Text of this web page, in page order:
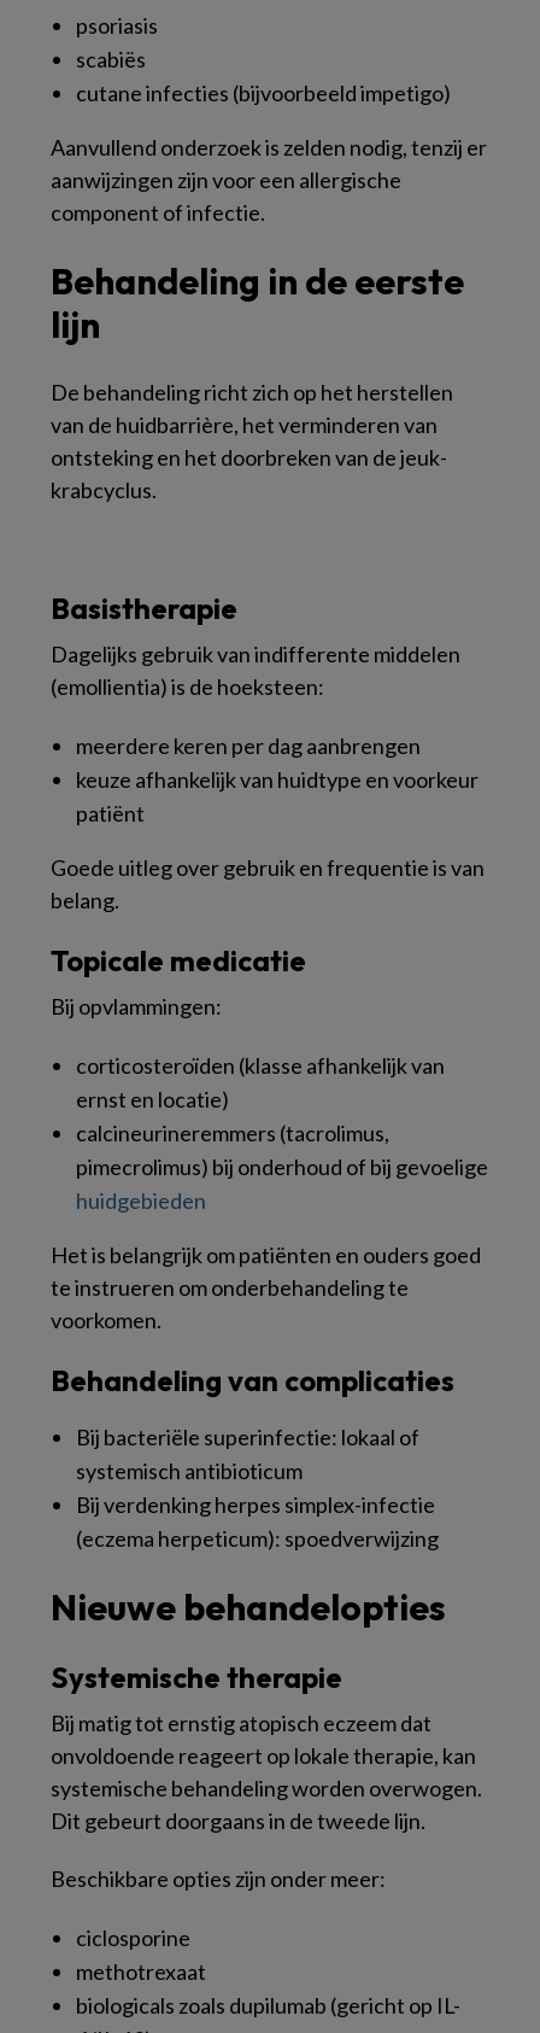
psoriasis
scabiës
cutane infecties (bijvoorbeeld impetigo)
Aanvullend onderzoek is zelden nodig, tenzij er
aanwijzingen zijn voor een allergische
component of infectie.
Behandeling in de eerste
lijn
De behandeling richt zich op het herstellen
van de huidbarrière, het verminderen van
ontsteking en het doorbreken van de jeuk-
krabcyclus.
Basistherapie
Dagelijks gebruik van indifferente middelen
(emollientia) is de hoeksteen:
meerdere keren per dag aanbrengen
keuze afhankelijk van huidtype en voorkeur
patiënt
Goede uitleg over gebruik en frequentie is van
belang.
Topicale medicatie
Bij opvlammingen:
corticosteroïden (klasse afhankelijk van
ernst en locatie)
calcineurineremmers (tacrolimus,
pimecrolimus) bij onderhoud of bij gevoelige
huidgebieden
Het is belangrijk om patiënten en ouders goed
te instrueren om onderbehandeling te
voorkomen.
Behandeling van complicaties
Bij bacteriële superinfectie: lokaal of
systemisch antibioticum
Bij verdenking herpes simplex-infectie
(eczema herpeticum): spoedverwijzing
Nieuwe behandelopties
Systemische therapie
Bij matig tot ernstig atopisch eczeem dat
onvoldoende reageert op lokale therapie, kan
systemische behandeling worden overwogen.
Dit gebeurt doorgaans in de tweede lijn.
Beschikbare opties zijn onder meer:
ciclosporine
methotrexaat
biologicals zoals dupilumab (gericht op IL-